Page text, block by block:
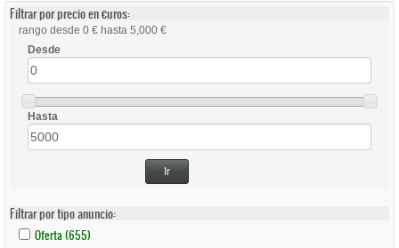
Filtrar por precio en €uros:
rango desde 0 € hasta 5,000 €
Desde
Hasta
Ir
Filtrar por tipo anuncio:
Apply
Oferta
Oferta (655)